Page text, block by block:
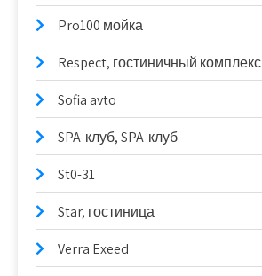
Pro100 мойка
Respect, гостиничный комплекс
Sofia avto
SPA-клуб, SPA-клуб
St0-31
Star, гостиница
Verra Exeed